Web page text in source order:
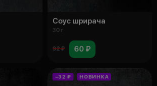
Соус шрирача
30 г
92 ₽ 60 ₽
−32 ₽ НОВИНКА